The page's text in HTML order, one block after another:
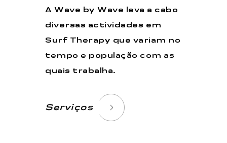
A Wave by Wave leva a cabo
diversas actividades em
Surf Therapy que variam no
tempo e população com as
quais trabalha.
Serviços